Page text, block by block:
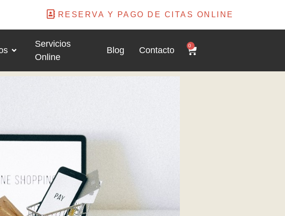
RESERVA Y PAGO DE CITAS ONLINE
Servicios
Online
Blog Contacto 0